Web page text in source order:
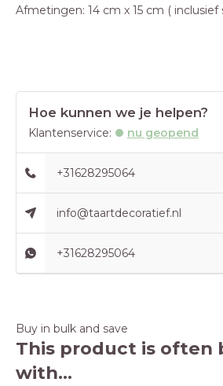
Afmetingen: 14 cm x 15 cm ( inclusief
Hoe kunnen we je helpen?
Klantenservice: nu geopend
+31628295064
info@taartdecoratief.nl
+31628295064
Buy in bulk and save
This product is often
with...